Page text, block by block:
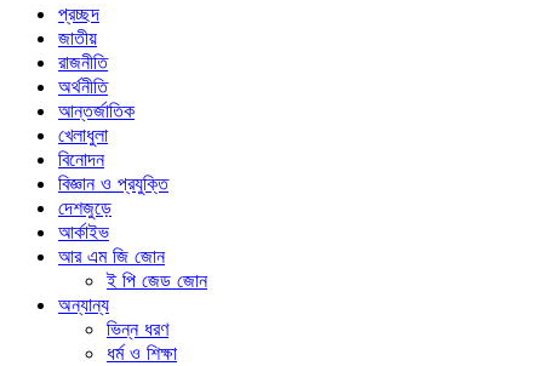
প্রচ্ছদ
জাতীয়
রাজনীতি
অর্থনীতি
আন্তর্জাতিক
খেলাধুলা
বিনোদন
বিজ্ঞান ও প্রযুক্তি
দেশজুড়ে
আর্কাইভ
আর এম জি জোন
ই পি জেড জোন
অন্যান্য
ভিন্ন ধরণ
ধর্ম ও শিক্ষা